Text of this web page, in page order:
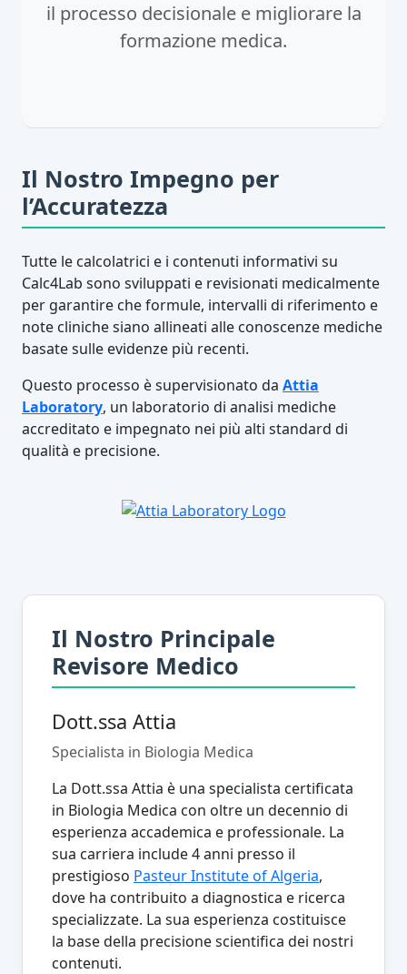
il processo decisionale e migliorare la
formazione medica.
Il Nostro Impegno per
l’Accuratezza
Tutte le calcolatrici e i contenuti informativi su
Calc4Lab sono sviluppati e revisionati medicalmente
per garantire che formule, intervalli di riferimento e
note cliniche siano allineati alle conoscenze mediche
basate sulle evidenze più recenti.
Questo processo è supervisionato da Attia
Laboratory, un laboratorio di analisi mediche
accreditato e impegnato nei più alti standard di
qualità e precisione.
Il Nostro Principale
Revisore Medico
Dott.ssa Attia
Specialista in Biologia Medica
La Dott.ssa Attia è una specialista certificata
in Biologia Medica con oltre un decennio di
esperienza accademica e professionale. La
sua carriera include 4 anni presso il
prestigioso Pasteur Institute of Algeria,
dove ha contribuito a diagnostica e ricerca
specializzate. La sua esperienza costituisce
la base della precisione scientifica dei nostri
contenuti.